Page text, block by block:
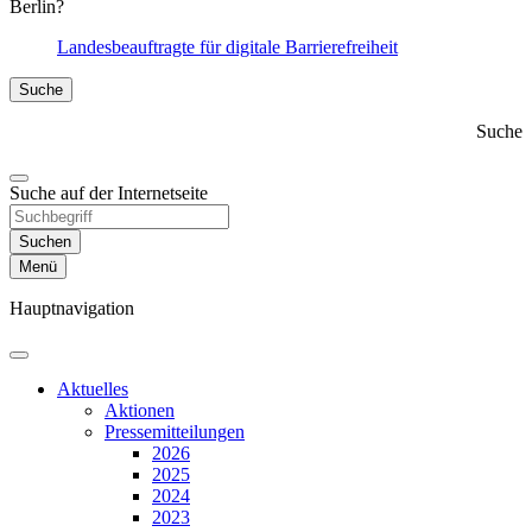
Berlin?
Landesbeauftragte für digitale Barrierefreiheit
Suche
Suche
Suche auf der Internetseite
Suchen
Menü
Hauptnavigation
Aktuelles
Aktionen
Presse­mitteilungen
2026
2025
2024
2023